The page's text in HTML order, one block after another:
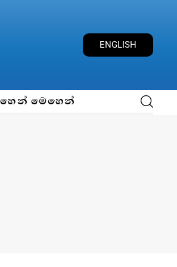
ENGLISH
මෙහෙන්